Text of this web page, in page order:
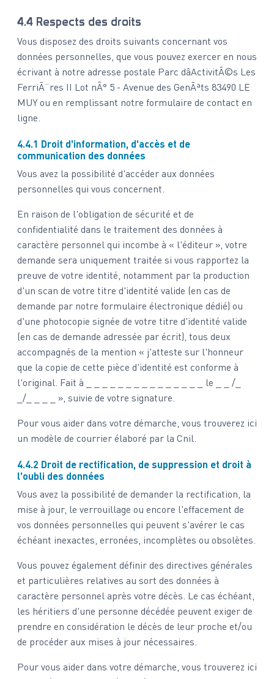
4.4 Respects des droits
Vous disposez des droits suivants concernant vos
données personnelles, que vous pouvez exercer en nous
écrivant à notre adresse postale Parc dâActivitÃ©s Les
FerriÃ¨res II Lot nÂ° 5 - Avenue des GenÃªts 83490 LE
MUY ou en remplissant notre formulaire de contact en
ligne.
4.4.1 Droit d'information, d'accès et de
communication des données
Vous avez la possibilité d'accéder aux données
personnelles qui vous concernent.
En raison de l'obligation de sécurité et de
confidentialité dans le traitement des données à
caractère personnel qui incombe à « l'éditeur », votre
demande sera uniquement traitée si vous rapportez la
preuve de votre identité, notamment par la production
d'un scan de votre titre d'identité valide (en cas de
demande par notre formulaire électronique dédié) ou
d'une photocopie signée de votre titre d'identité valide
(en cas de demande adressée par écrit), tous deux
accompagnés de la mention « j'atteste sur l'honneur
que la copie de cette pièce d'identité est conforme à
l'original. Fait à _ _ _ _ _ _ _ _ _ _ _ _ _ _ _ le _ _ /_
_/_ _ _ _ », suivie de votre signature.
Pour vous aider dans votre démarche, vous trouverez ici
un modèle de courrier élaboré par la Cnil.
4.4.2 Droit de rectification, de suppression et droit à
l'oubli des données
Vous avez la possibilité de demander la rectification, la
mise à jour, le verrouillage ou encore l'effacement de
vos données personnelles qui peuvent s'avérer le cas
échéant inexactes, erronées, incomplètes ou obsolètes.
Vous pouvez également définir des directives générales
et particulières relatives au sort des données à
caractère personnel après votre décès. Le cas échéant,
les héritiers d'une personne décédée peuvent exiger de
prendre en considération le décès de leur proche et/ou
de procéder aux mises à jour nécessaires.
Pour vous aider dans votre démarche, vous trouverez ici